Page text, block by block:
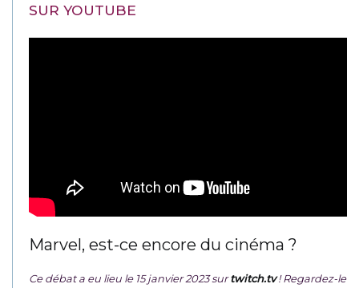
SUR YOUTUBE
Marvel, est-ce encore du cinéma ?
Ce débat a eu lieu le 15 janvier 2023 surtwitch.tv ! Regardez-le